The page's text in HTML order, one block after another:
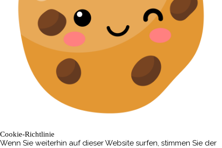
Cookie-Richtlinie
Wenn Sie weiterhin auf dieser Website surfen, stimmen Sie der